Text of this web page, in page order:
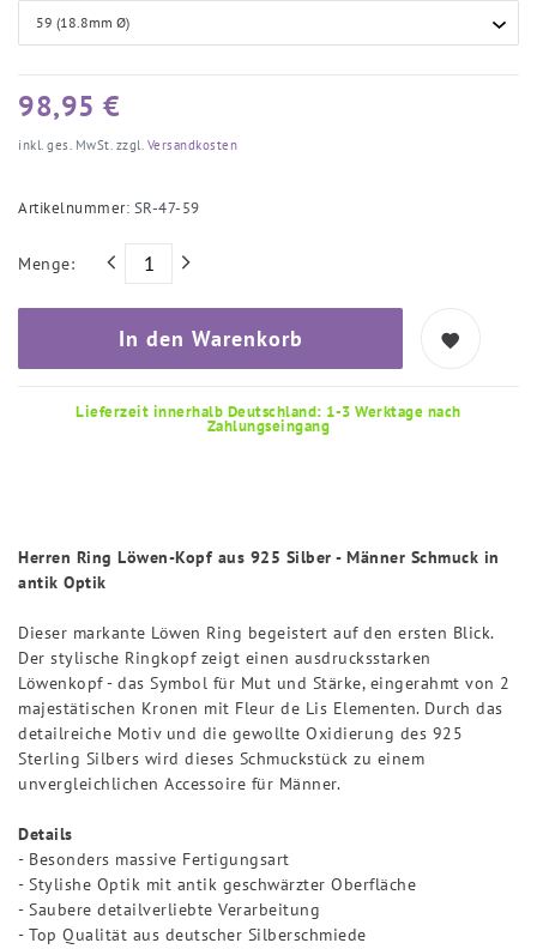
98,95 €
inkl. ges. MwSt. zzgl.Versandkosten
Artikelnummer: SR-47-59
Menge:
In den Warenkorb
Lieferzeit innerhalb Deutschland: 1-3 Werktage nach
Zahlungseingang
Herren Ring Löwen-Kopf aus 925 Silber - Männer Schmuck in
antik Optik
Dieser markante Löwen Ring begeistert auf den ersten Blick.
Der stylische Ringkopf zeigt einen ausdrucksstarken
Löwenkopf - das Symbol für Mut und Stärke, eingerahmt von 2
majestätischen Kronen mit Fleur de Lis Elementen. Durch das
detailreiche Motiv und die gewollte Oxidierung des 925
Sterling Silbers wird dieses Schmuckstück zu einem
unvergleichlichen Accessoire für Männer.
Details
- Besonders massive Fertigungsart
- Stylishe Optik mit antik geschwärzter Oberfläche
- Saubere detailverliebte Verarbeitung
- Top Qualität aus deutscher Silberschmiede